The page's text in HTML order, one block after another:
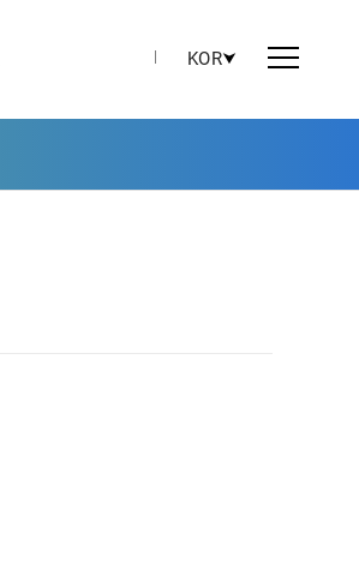
KOR⮟